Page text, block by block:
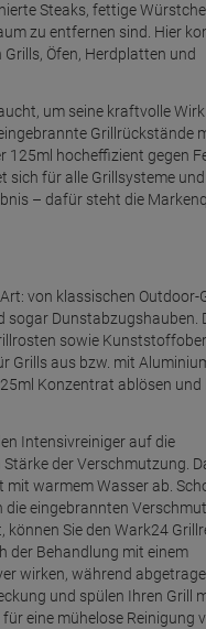
Steaks, fettige
zu entfernen sind. Hier
Öfen, Herdplatten und
um seine kraftvolle
Grillrückstände
125ml hocheffizient gegen
sich für alle Grillsysteme
– dafür steht die
von klassischen Outdoor-
sogar Dunstabzugshauben.
sowie
Grills aus bzw. mit
Konzentrat ablösen und
Intensivreiniger auf die
der Verschmutzung.
mit warmem Wasser ab.
die eingebrannten
Sie den Wark24
der Behandlung mit einem
wirken, während
und spülen Ihren Grill
eine mühelose Reinigung